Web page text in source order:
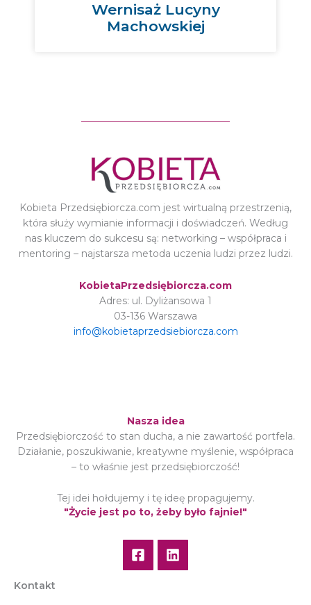
Wernisaż Lucyny
Machowskiej
Kobieta Przedsiębiorcza.com jest wirtualną przestrzenią,
która służy wymianie informacji i doświadczeń. Według
nas kluczem do sukcesu są: networking – współpraca i
mentoring – najstarsza metoda uczenia ludzi przez ludzi.
KobietaPrzedsiębiorcza.com
Adres: ul. Dyliżansowa 1
03-136 Warszawa
info@kobietaprzedsiebiorcza.com
Nasza idea
Przedsiębiorczość to stan ducha, a nie zawartość portfela.
Działanie, poszukiwanie, kreatywne myślenie, współpraca
– to właśnie jest przedsiębiorczość!
Tej idei hołdujemy i tę ideę propagujemy.
"Życie jest po to, żeby było fajnie!"
Kontakt